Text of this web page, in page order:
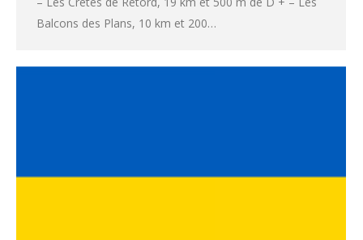
Balcons des Plans, 10 km et 200…